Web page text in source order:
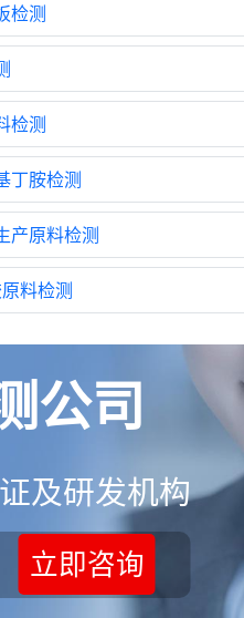
检测
检测
丁胺检测
产原料检测
料检测
公司
及研发机构
立即咨询